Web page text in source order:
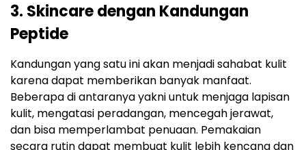
3. Skincare dengan Kandungan
Peptide
Kandungan yang satu ini akan menjadi sahabat kulit
karena dapat memberikan banyak manfaat.
Beberapa di antaranya yakni untuk menjaga lapisan
kulit, mengatasi peradangan, mencegah jerawat,
dan bisa memperlambat penuaan. Pemakaian
secara rutin dapat membuat kulit lebih kencang dan